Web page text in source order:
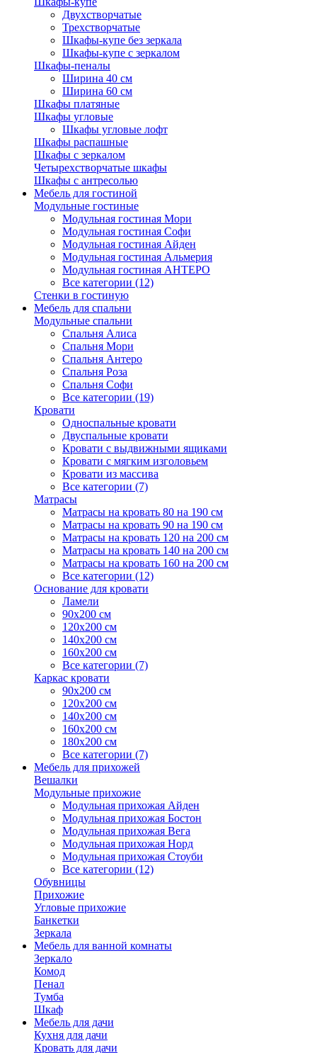
Двухстворчатые
Трехстворчатые
Шкафы-купе без зеркала
Шкафы-купе с зеркалом
Шкафы-пеналы
Ширина 40 см
Ширина 60 см
Шкафы платяные
Шкафы угловые
Шкафы угловые лофт
Шкафы распашные
Шкафы с зеркалом
Четырехстворчатые шкафы
Шкафы с антресолью
Мебель для гостиной
Модульные гостиные
Модульная гостиная Мори
Модульная гостиная Софи
Модульная гостиная Айден
Модульная гостиная Альмерия
Модульная гостиная АНТЕРО
Все категории (12)
Стенки в гостиную
Мебель для спальни
Модульные спальни
Спальня Алиса
Спальня Мори
Спальня Антеро
Спальня Роза
Спальня Софи
Все категории (19)
Кровати
Односпальные кровати
Двуспальные кровати
Кровати с выдвижными ящиками
Кровати с мягким изголовьем
Кровати из массива
Все категории (7)
Матрасы
Матрасы на кровать 80 на 190 см
Матрасы на кровать 90 на 190 см
Матрасы на кровать 120 на 200 см
Матрасы на кровать 140 на 200 см
Матрасы на кровать 160 на 200 см
Все категории (12)
Основание для кровати
Ламели
90х200 см
120х200 см
140х200 см
160х200 см
Все категории (7)
Каркас кровати
90х200 см
120х200 см
140х200 см
160х200 см
180х200 см
Все категории (7)
Мебель для прихожей
Вешалки
Модульные прихожие
Модульная прихожая Айден
Модульная прихожая Бостон
Модульная прихожая Вега
Модульная прихожая Норд
Модульная прихожая Стоуби
Все категории (12)
Обувницы
Прихожие
Угловые прихожие
Банкетки
Зеркала
Мебель для ванной комнаты
Зеркало
Комод
Пенал
Тумба
Шкаф
Мебель для дачи
Кухня для дачи
Кровать для дачи